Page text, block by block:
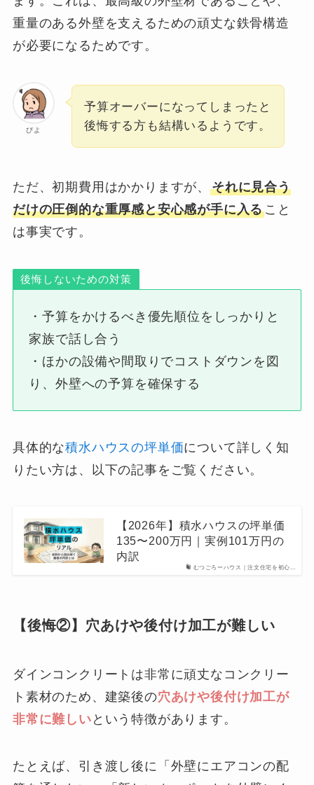
重量のある外壁を支えるための頑丈な鉄骨構造
が必要になるためです。
ぴよ
予算オーバーになってしまったと
後悔する方も結構いるようです。
ただ、初期費用はかかりますが、それに見合う
だけの圧倒的な重厚感と安心感が手に入ること
は事実です。
後悔しないための対策
・予算をかけるべき優先順位をしっかりと
家族で話し合う
・ほかの設備や間取りでコストダウンを図
り、外壁への予算を確保する
具体的な積水ハウスの坪単価について詳しく知
りたい方は、以下の記事をご覧ください。
むつごろーハウス｜注文住宅を初心…
【2026年】積水ハウスの坪単価
135〜200万円｜実例101万円の
内訳
【後悔②】穴あけや後付け加工が難しい
ダインコンクリートは非常に頑丈なコンクリー
ト素材のため、建築後の穴あけや後付け加工が
非常に難しい という特徴があります。
たとえば、引き渡し後に「外壁にエアコンの配